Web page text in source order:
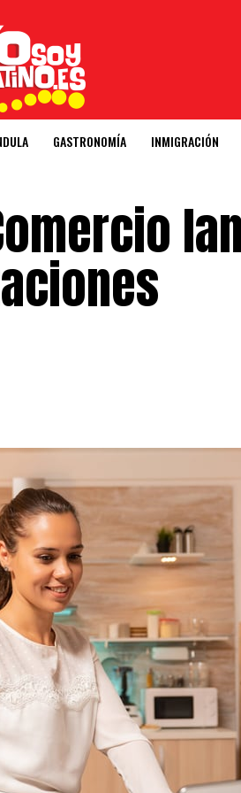
GASTRONOMÍA INMIGRACIÓN